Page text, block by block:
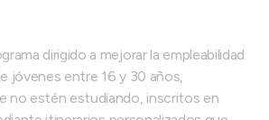
dirigido a mejorar la empleabilidad
jóvenes entre 16 y 30 años,
no estén estudiando, inscritos en